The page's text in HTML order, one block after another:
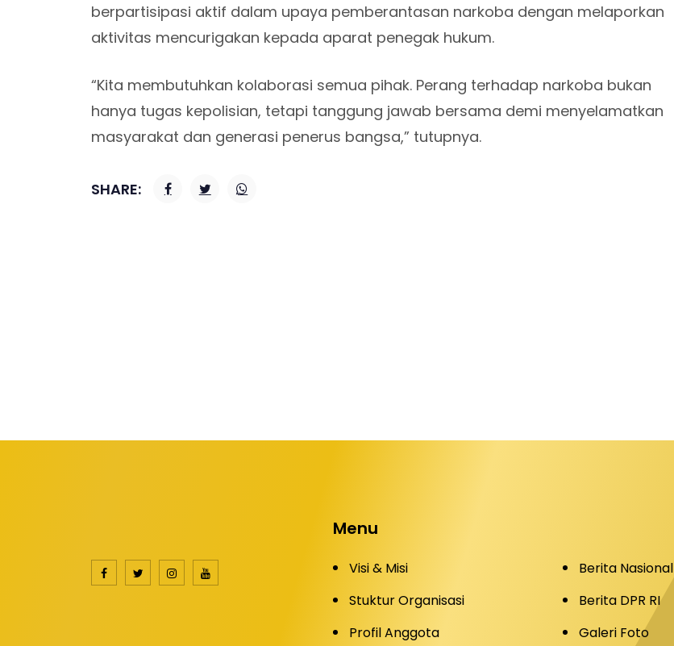
berpartisipasi aktif dalam upaya pemberantasan narkoba dengan melaporkan
aktivitas mencurigakan kepada aparat penegak hukum.
“Kita membutuhkan kolaborasi semua pihak. Perang terhadap narkoba bukan
hanya tugas kepolisian, tetapi tanggung jawab bersama demi menyelamatkan
masyarakat dan generasi penerus bangsa,” tutupnya.
SHARE:
Menu
Visi & Misi
Stuktur Organisasi
Profil Anggota
Berita Nasional
Berita DPR RI
Galeri Foto